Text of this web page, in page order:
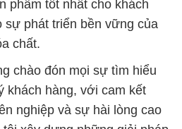
phẩm tốt nhất cho khách
sự phát triển bền vững của
chất.
chào đón mọi sự tìm hiểu
khách hàng, với cam kết
nghiệp và sự hài lòng cao